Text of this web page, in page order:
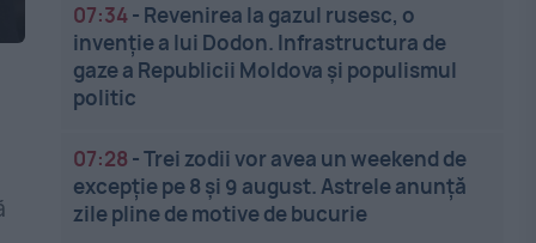
07:34- Revenirea la gazul rusesc, o
invenție a lui Dodon. Infrastructura de
gaze a Republicii Moldova și populismul
politic
07:28 -Trei zodii vor avea un weekend de
excepție pe 8 și 9 august. Astrele anunță
zile pline de motive de bucurie